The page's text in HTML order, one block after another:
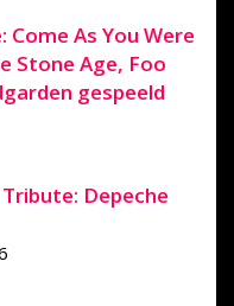
As You Were
Stone Age, Foo
gespeeld
Depeche